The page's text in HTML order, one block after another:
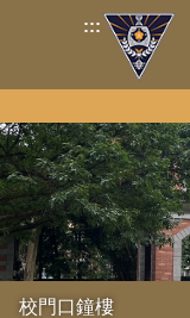
內
容
區
:::
校門口鐘樓